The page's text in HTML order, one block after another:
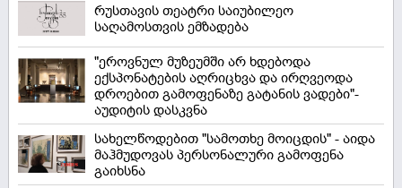
რუსთავის თეატრი საიუბილეო
საღამოსთვის ემზადება
"ეროვნულ მუზეუმში არ ხდებოდა
ექსპონატების აღრიცხვა და ირღვეოდა
დროებით გამოფენაზე გატანის ვადები"-
აუდიტის დასკვნა
სახელწოდებით "სამოთხე მოიცდის" - აიდა
მაჰმუდოვას პერსონალური გამოფენა
გაიხსნა